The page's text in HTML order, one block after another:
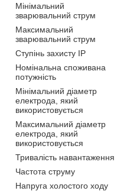
Мінімальний
зварювальний струм
Максимальний
зварювальний струм
Ступінь захисту IP
Номінальна споживана
потужність
Мінімальний діаметр
електрода, який
використовується
Максимальний діаметр
електрода, який
використовується
Тривалість навантаження
Частота струму
Напруга холостого ходу